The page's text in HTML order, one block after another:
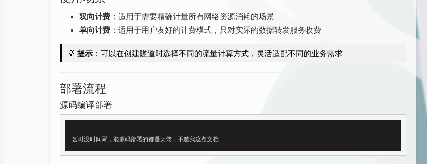
双向计费 ：适用于需要精确计量所有网络资源消耗的场景
单向计费 ：适用于用户友好的计费模式，只对实际的数据转发服务收费
💡 提示 ：可以在创建隧道时选择不同的流量计算方式，灵活适配不同的业务需求
部署流程
源码编译部署
暂时没时间写，能源码部署的都是大佬，不差我这点文档